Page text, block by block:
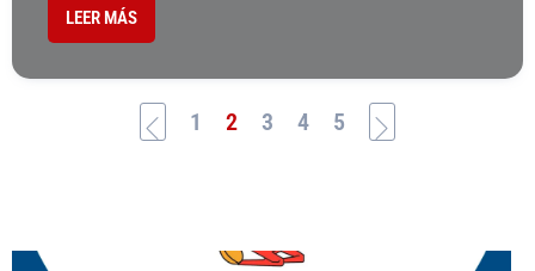
LEER MÁS
1 2 3 4 5